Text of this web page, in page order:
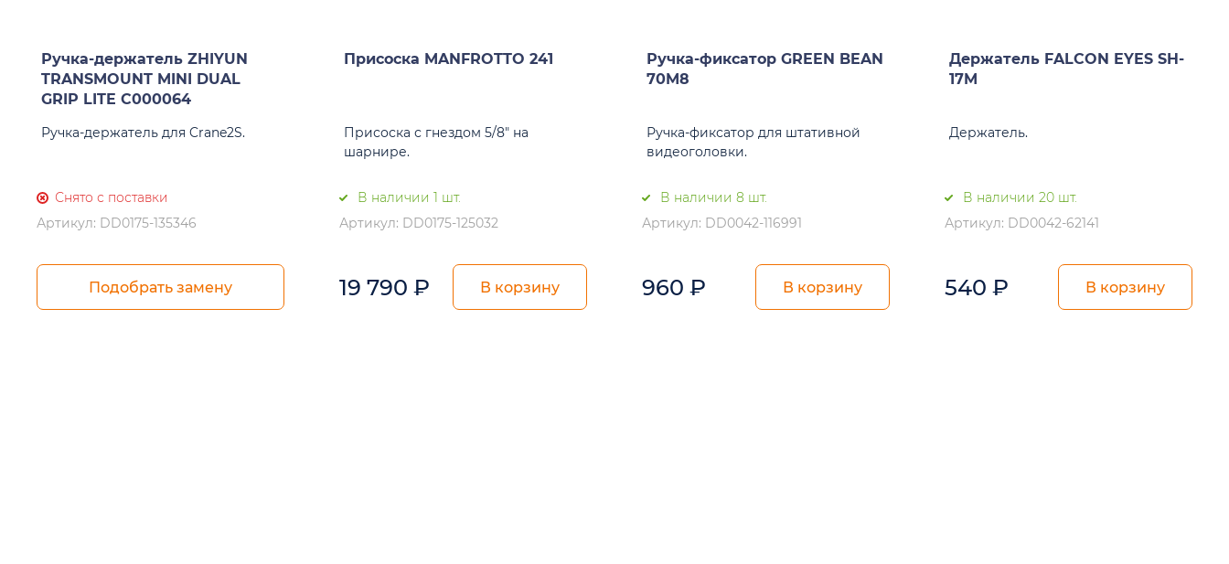
Ручка-держатель ZHIYUN
TRANSMOUNT MINI DUAL
GRIP LITE C000064
Ручка-держатель для Crane2S.
Снято с поставки
Артикул: DD0175-135346
Подобрать замену
Присоска MANFROTTO 241
Присоска с гнездом 5/8" на
шарнире.
В наличии 1 шт.
Артикул: DD0175-125032
19 790 ₽ В корзину
Ручка-фиксатор GREEN BEAN
70M8
Ручка-фиксатор для штативной
видеоголовки.
В наличии 8 шт.
Артикул: DD0042-116991
960 ₽ В корзину
Держатель FALCON EYES SH-
17M
Держатель.
В наличии 20 шт.
Артикул: DD0042-62141
540 ₽ В корзину